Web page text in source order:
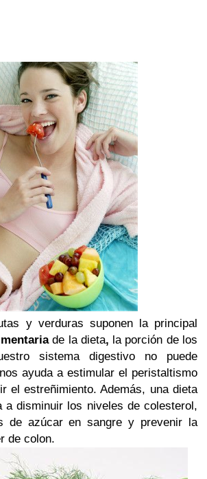
y verduras suponen la principal
de la dieta, la porción de los
sistema digestivo no puede
ayuda a estimular el peristaltismo
el estreñimiento. Además, una dieta
a disminuir los niveles de colesterol,
de azúcar en sangre y prevenir la
de colon.